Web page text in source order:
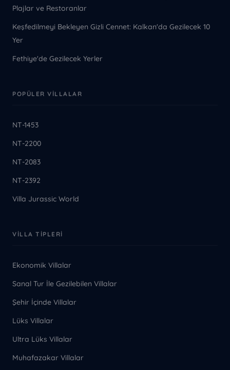
Plajlar ve Restoranlar
Keşfedilmeyi Bekleyen Gizli Cennet: Kalkan'da Gezilecek 10
Yer
Fethiye'de Gezilecek Yerler
POPÜLER VILLALAR
NT-1453
NT-2200
NT-2083
NT-2392
Villa Jurassic World
VILLA TIPLERI
Ekonomik Villalar
Sanal Tur İle Gezilebilen Villalar
Şehir İçinde Villalar
Lüks Villalar
Ultra Lüks Villalar
Muhafazakar Villalar